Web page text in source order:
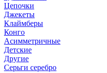
Цепочки
Джекеты
Клаймберы
Конго
Асимметричные
Детские
Другие
Серьги серебро